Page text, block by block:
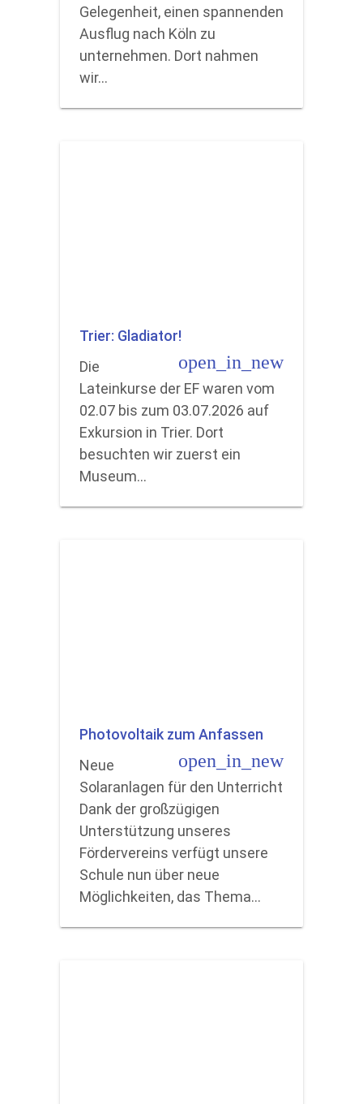
Gelegenheit, einen spannenden
Ausflug nach Köln zu
unternehmen. Dort nahmen
wir…
Trier: Gladiator!
open_in_new
Die
Lateinkurse der EF waren vom
02.07 bis zum 03.07.2026 auf
Exkursion in Trier. Dort
besuchten wir zuerst ein
Museum…
Photovoltaik zum Anfassen
open_in_new
Neue
Solaranlagen für den Unterricht
Dank der großzügigen
Unterstützung unseres
Fördervereins verfügt unsere
Schule nun über neue
Möglichkeiten, das Thema…